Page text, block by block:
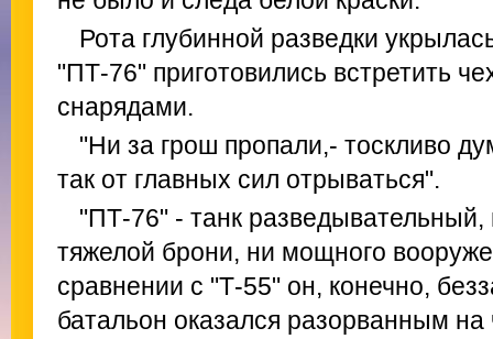
Рота глубинной разведки
"ПТ-76" приготовились встретить
снарядами.
"Ни за грош пропали,- тоскливо
так от главных сил отрываться".
"ПТ-76" - танк
тяжелой брони, ни мощного
сравнении с "Т-55" он, конечно,
батальон оказался разорванным на